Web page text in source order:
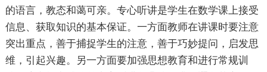
的语言，教态和蔼可亲。专心听讲是学生在数学课上接受
信息、获取知识的基本保证。一方面教师在讲课时要注意
突出重点，善于捕捉学生的注意，善于巧妙提问，启发思
维，引起兴趣。另一方面要加强思想教育和进行常规训